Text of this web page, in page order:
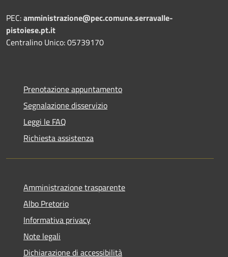
PEC:amministrazione@pec.comune.serravalle-
pistoiese.pt.it
Centralino Unico: 05739170
Prenotazione appuntamento
Segnalazione disservizio
Leggi le FAQ
Richiesta assistenza
Amministrazione trasparente
Albo Pretorio
Informativa privacy
Note legali
Dichiarazione di accessibilità